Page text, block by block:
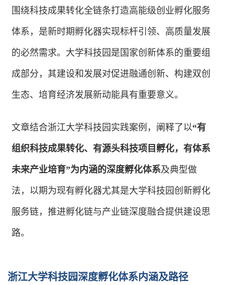
围绕科技成果转化全链条打造高能级创业孵化服务
体系，是新时期孵化器实现标杆引领、高质量发展
的必然需求。大学科技园是国家创新体系的重要组
成部分，其建设和发展对促进融通创新、构建双创
生态、培育经济发展新动能具有重要意义。
文章结合浙江大学科技园实践案例，阐释了以“有
组织科技成果转化、有源头科技项目孵化，有体系
未来产业培育”为内涵的深度孵化体系及典型做
法，以期为现有孵化器尤其是大学科技园创新孵化
服务链，推进孵化链与产业链深度融合提供建设思
路。
浙江大学科技园深度孵化体系内涵及路径